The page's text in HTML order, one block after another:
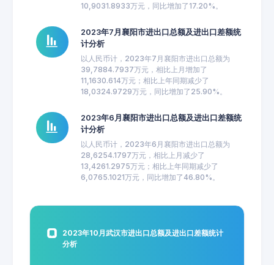
10,9031.8933万元，同比增加了17.20%。
2023年7月襄阳市进出口总额及进出口差额统
计分析
以人民币计，2023年7月襄阳市进出口总额为
39,7884.7937万元，相比上月增加了
11,1630.614万元；相比上年同期减少了
18,0324.9729万元，同比增加了25.90%。
2023年6月襄阳市进出口总额及进出口差额统
计分析
以人民币计，2023年6月襄阳市进出口总额为
28,6254.1797万元，相比上月减少了
13,4261.2975万元；相比上年同期减少了
6,0765.1021万元，同比增加了46.80%。
2023年10月武汉市进出口总额及进出口差额统计
分析